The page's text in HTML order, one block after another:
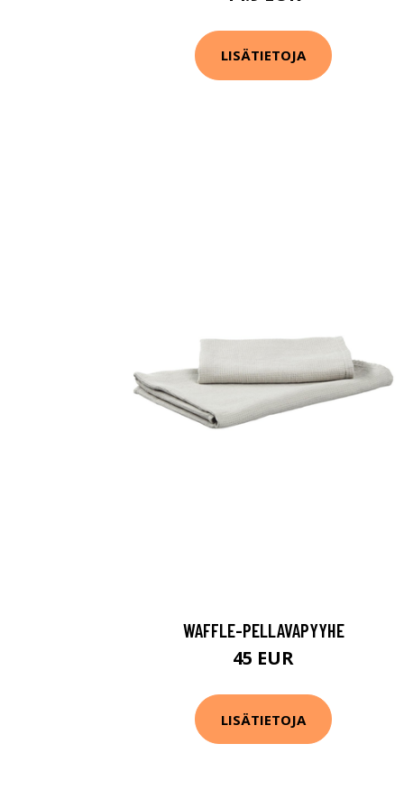
LISÄTIETOJA
WAFFLE-PELLAVAPYYHE
45 EUR
LISÄTIETOJA